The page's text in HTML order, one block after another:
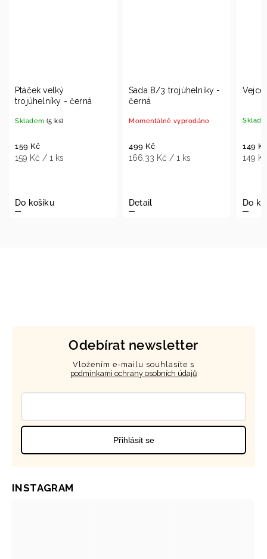
Sada 8/3 trojúhelníky -
černá
Momentálně vyprodáno
166,33 Kč / 1 ks
Detail
Vejce tvarované - černé
Skladem (10 ks)
149 Kč / 1 ks
Odebírat newsletter
Vložením e-mailu souhlasíte s
podmínkami ochrany osobních údajů
Přihlásit se
INSTAGRAM